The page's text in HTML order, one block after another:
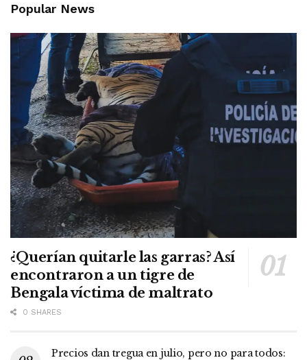
Popular News
¿Querían quitarle las garras? Así
encontraron a un tigre de
Bengala víctima de maltrato
0 SHARES
Precios dan tregua en julio, pero no para todos: